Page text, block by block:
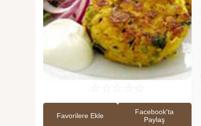
☆ ☆ ☆ ☆ ☆
Favorilere Ekle
Facebook'ta
Paylaş